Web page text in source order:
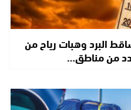
البرد وهبات رياح من
من مناطق…